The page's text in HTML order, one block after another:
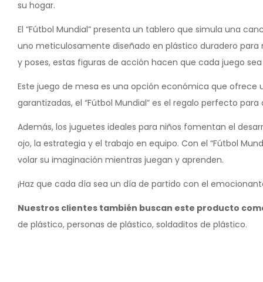
su hogar.
El “Fútbol Mundial” presenta un tablero que simula una
uno meticulosamente diseñado en plástico duradero
y poses, estas figuras de acción hacen que cada juego
Este juego de mesa es una opción económica que ofrece
garantizadas, el “Fútbol Mundial” es el regalo perfecto
Además, los juguetes ideales para niños fomentan el
ojo, la estrategia y el trabajo en equipo. Con el “Fútbol
volar su imaginación mientras juegan y aprenden.
¡Haz que cada día sea un día de partido con el
Nuestros clientes también buscan este producto
de plástico, personas de plástico, soldaditos de plástico.